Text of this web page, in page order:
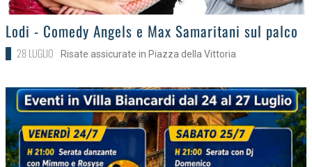
>Lodi - Comedy Angels e Max Samaritani sul palco
28 LUGLIO Risate assicurate in Piazza della Vittoria